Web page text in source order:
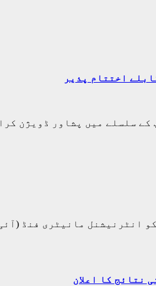
اختتام پذیر
سلسلے میں پشاور ڈویژن